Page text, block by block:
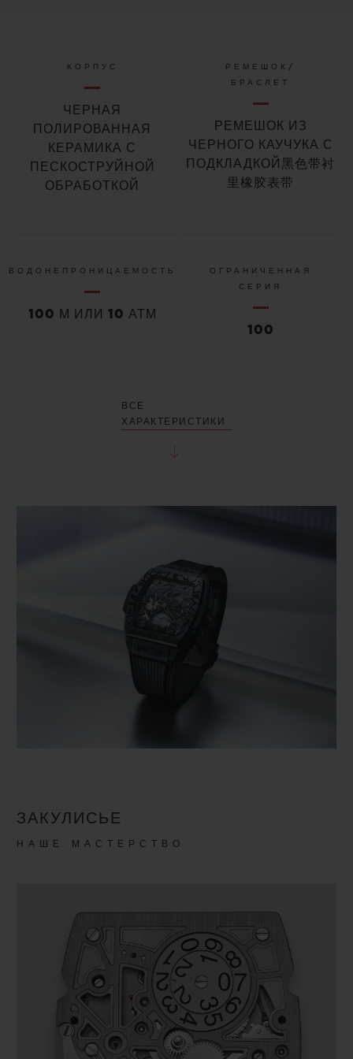
КОРПУС
ЧЕРНАЯ
ПОЛИРОВАННАЯ
КЕРАМИКА С
ПЕСКОСТРУЙНОЙ
ОБРАБОТКОЙ
РЕМЕШОК/
БРАСЛЕТ
РЕМЕШОК ИЗ
ЧЕРНОГО КАУЧУКА С
ПОДКЛАДКОЙ黑色带衬
里橡胶表带
ВОДОНЕПРОНИЦАЕМОСТЬ
100 М ИЛИ 10 АТМ
ОГРАНИЧЕННАЯ
СЕРИЯ
100
ВСЕ
ХАРАКТЕРИСТИКИ
ЗАКУЛИСЬЕ
НАШЕ МАСТЕРСТВО